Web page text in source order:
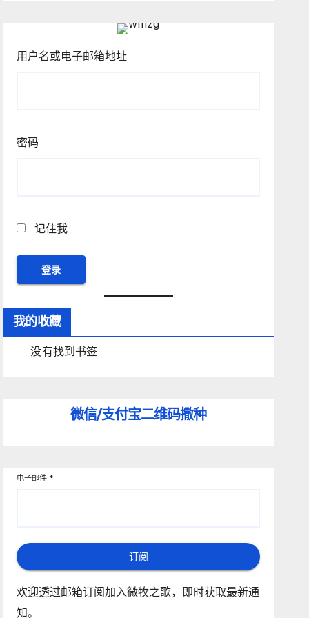
用户名或电子邮箱地址
密码
记住我
我的收藏
没有找到书签
微信/支付宝二维码撒种
电子邮件 *
订阅
欢迎透过邮箱订阅加入微牧之歌，即时获取最新通
知。